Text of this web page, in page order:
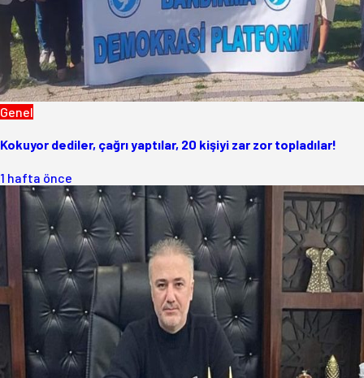
Genel
Kokuyor dediler, çağrı yaptılar, 20 kişiyi zar zor topladılar!
1 hafta önce